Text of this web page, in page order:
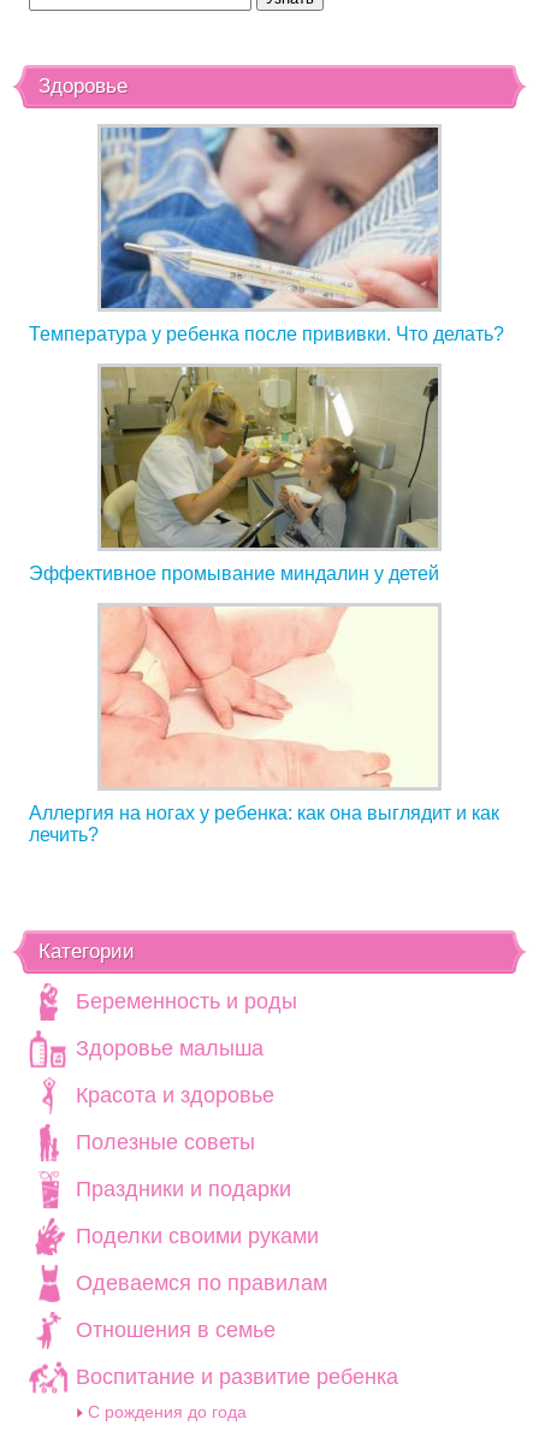
Здоровье
Температура у ребенка после прививки. Что делать?
Эффективное промывание миндалин у детей
Аллергия на ногах у ребенка: как она выглядит и как
лечить?
Категории
Беременность и роды
Здоровье малыша
Красота и здоровье
Полезные советы
Праздники и подарки
Поделки своими руками
Одеваемся по правилам
Отношения в семье
Воспитание и развитие ребенка
C рождения до года